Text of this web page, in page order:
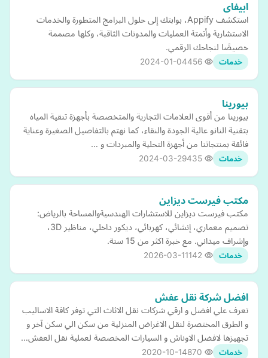
ابيفاى
استكشف Appify، بوابتك إلى حلول البرامج المتطورة والخدمات
الاستشارية وأتمتة العمليات والمدونات الثاقبة، وكلها مصممة
خصيصًا لنجاحك الرقمي.
خدمات 2024-01-04
بيورينا
بيورينا من أقوى العلامات التجارية والمتخصصة بأجهزة تنقية المياه
بتقنية النانو عالية الجودة والنقاء، كما نهتم بالتفاصيل الصغيرة وعناية
فائقة بمنتجاتنا من أجهزة التحلية والمبردات و …
خدمات 2024-03-29
مكتب فيرست ديزاين
مكتب فيرست ديزاين للاستشارات الهندسيةوالمساحة بالرياض:
تصميم معماري، إنشائي، كهربائي، ديكور داخلي، مناظير 3D،
وإشراف ميداني. مع خبرة اكثر من 15 سنة.
خدمات 2026-03-11
افضل شركة نقل عفش
تعرف علي افضل و ارقي شركات نقل الاثاث التي توفر كافة الاساليب
و الطرق المختصرة لنقل الاغراض المنزلية من سكن الي سكن آخر و
تجهيزها لافضل الاوناش و السيارات المخصصة لعملية نقل العفش…
خدمات 2020-10-14